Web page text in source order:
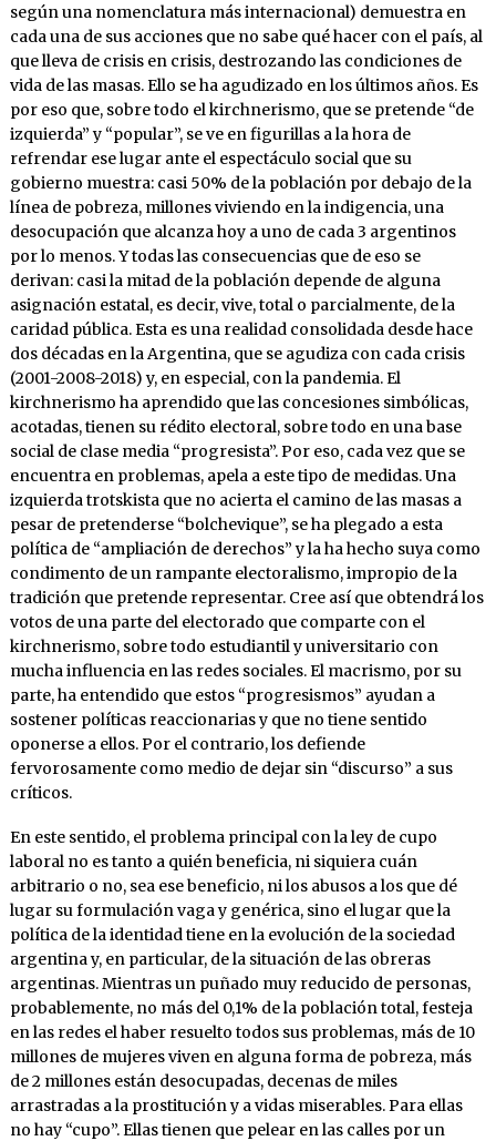
según una nomenclatura más internacional) demuestra en
cada una de sus acciones que no sabe qué hacer con el país, al
que lleva de crisis en crisis, destrozando las condiciones de
vida de las masas. Ello se ha agudizado en los últimos años. Es
por eso que, sobre todo el kirchnerismo, que se pretende “de
izquierda” y “popular”, se ve en figurillas a la hora de
refrendar ese lugar ante el espectáculo social que su
gobierno muestra: casi 50% de la población por debajo de la
línea de pobreza, millones viviendo en la indigencia, una
desocupación que alcanza hoy a uno de cada 3 argentinos
por lo menos. Y todas las consecuencias que de eso se
derivan: casi la mitad de la población depende de alguna
asignación estatal, es decir, vive, total o parcialmente, de la
caridad pública. Esta es una realidad consolidada desde hace
dos décadas en la Argentina, que se agudiza con cada crisis
(2001-2008-2018) y, en especial, con la pandemia. El
kirchnerismo ha aprendido que las concesiones simbólicas,
acotadas, tienen su rédito electoral, sobre todo en una base
social de clase media “progresista”. Por eso, cada vez que se
encuentra en problemas, apela a este tipo de medidas. Una
izquierda trotskista que no acierta el camino de las masas a
pesar de pretenderse “bolchevique”, se ha plegado a esta
política de “ampliación de derechos” y la ha hecho suya como
condimento de un rampante electoralismo, impropio de la
tradición que pretende representar. Cree así que obtendrá los
votos de una parte del electorado que comparte con el
kirchnerismo, sobre todo estudiantil y universitario con
mucha influencia en las redes sociales. El macrismo, por su
parte, ha entendido que estos “progresismos” ayudan a
sostener políticas reaccionarias y que no tiene sentido
oponerse a ellos. Por el contrario, los defiende
fervorosamente como medio de dejar sin “discurso” a sus
críticos.
En este sentido, el problema principal con la ley de cupo
laboral no es tanto a quién beneficia, ni siquiera cuán
arbitrario o no, sea ese beneficio, ni los abusos a los que dé
lugar su formulación vaga y genérica, sino el lugar que la
política de la identidad tiene en la evolución de la sociedad
argentina y, en particular, de la situación de las obreras
argentinas. Mientras un puñado muy reducido de personas,
probablemente, no más del 0,1% de la población total, festeja
en las redes el haber resuelto todos sus problemas, más de 10
millones de mujeres viven en alguna forma de pobreza, más
de 2 millones están desocupadas, decenas de miles
arrastradas a la prostitución y a vidas miserables. Para ellas
no hay “cupo”. Ellas tienen que pelear en las calles por un